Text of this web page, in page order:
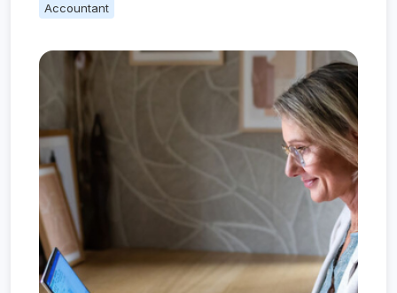
Accountant